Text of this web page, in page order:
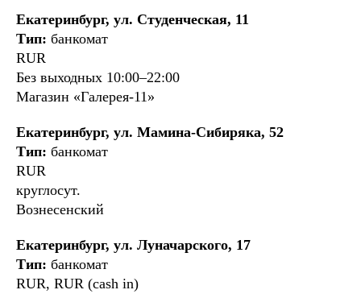
Екатеринбург, ул. Студенческая, 11
Тип: банкомат
RUR
Без выходных 10:00–22:00
Магазин «Галерея-11»
Екатеринбург, ул. Мамина-Сибиряка, 52
Тип: банкомат
RUR
круглосут.
Вознесенский
Екатеринбург, ул. Луначарского, 17
Тип: банкомат
RUR, RUR (cash in)